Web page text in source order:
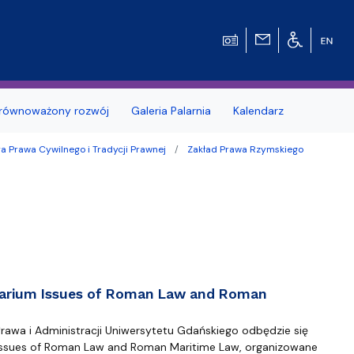
Erasmus+
Kodeks etyki studenta UG
rozwój Galeria Palarnia Kalendarz
Prawa Cywilnego i Tradycji Prawnej
Zakład Prawa Rzymskiego
Issues of Roman Law and Roman
i Administracji Uniwersytetu Gdańskiego odbędzie się
of Roman Law and Roman Maritime Law, organizowane